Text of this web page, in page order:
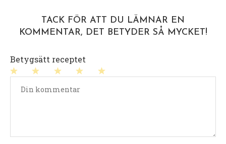
TACK FÖR ATT DU LÄMNAR EN
KOMMENTAR, DET BETYDER SÅ MYCKET!
Betygsätt receptet
stjärnor
stjärnor
stjärnor
stjärna